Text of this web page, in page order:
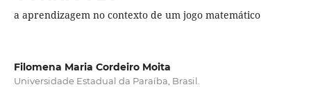
a aprendizagem no contexto de um jogo matemático
Filomena Maria Cordeiro Moita
Universidade Estadual da Paraíba, Brasil.